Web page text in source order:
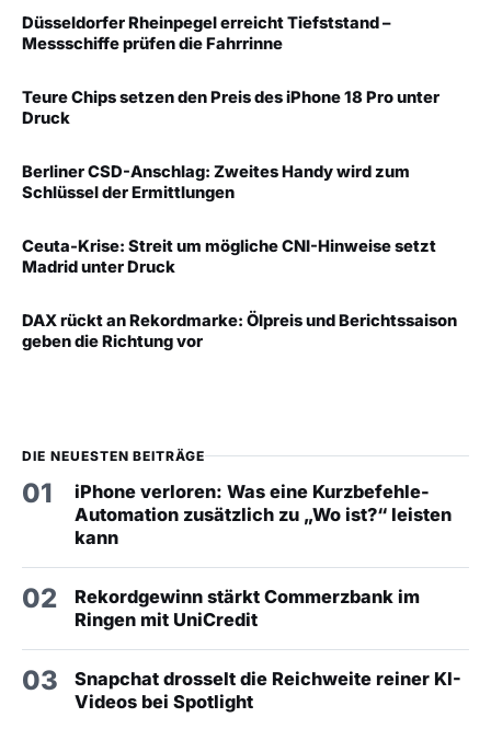
Düsseldorfer Rheinpegel erreicht Tiefststand –
Messschiffe prüfen die Fahrrinne
Teure Chips setzen den Preis des iPhone 18 Pro unter
Druck
Berliner CSD-Anschlag: Zweites Handy wird zum
Schlüssel der Ermittlungen
Ceuta-Krise: Streit um mögliche CNI-Hinweise setzt
Madrid unter Druck
DAX rückt an Rekordmarke: Ölpreis und Berichtssaison
geben die Richtung vor
DIE NEUESTEN BEITRÄGE
01
iPhone verloren: Was eine Kurzbefehle-
Automation zusätzlich zu „Wo ist?“ leisten
kann
02
Rekordgewinn stärkt Commerzbank im
Ringen mit UniCredit
03
Snapchat drosselt die Reichweite reiner KI-
Videos bei Spotlight